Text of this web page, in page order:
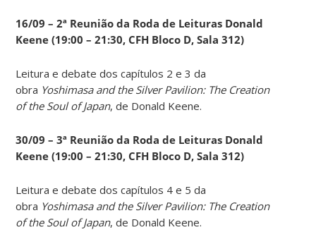
16/09 – 2ª Reunião da Roda de Leituras Donald
Keene (19:00 – 21:30, CFH Bloco D, Sala 312)
Leitura e debate dos capítulos 2 e 3 da
obra Yoshimasa and the Silver Pavilion: The Creation
of the Soul of Japan, de Donald Keene.
30/09 – 3ª Reunião da Roda de Leituras Donald
Keene (19:00 – 21:30, CFH Bloco D, Sala 312)
Leitura e debate dos capítulos 4 e 5 da
obra Yoshimasa and the Silver Pavilion: The Creation
of the Soul of Japan, de Donald Keene.